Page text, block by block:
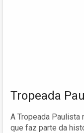
Tropeada
A Tropeada Paulista
que faz parte da